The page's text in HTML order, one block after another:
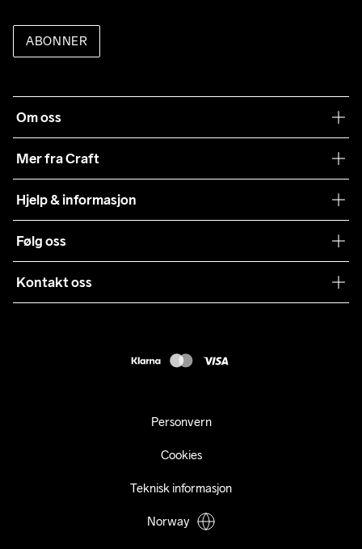
ABONNER
Om oss
Mer fra Craft
Teamwear
Bærekraft
Samarbeid
Hjelp & informasjon
Vilkår & Betingelser
Returer
Følg oss
Kontakt oss
Personvern
Cookies
Teknisk informasjon
Norway